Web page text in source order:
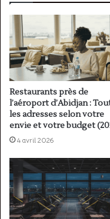
Restaurants près de
l’aéroport d’Abidjan :
les adresses selon votre
envie et votre budget
4 avril 2026